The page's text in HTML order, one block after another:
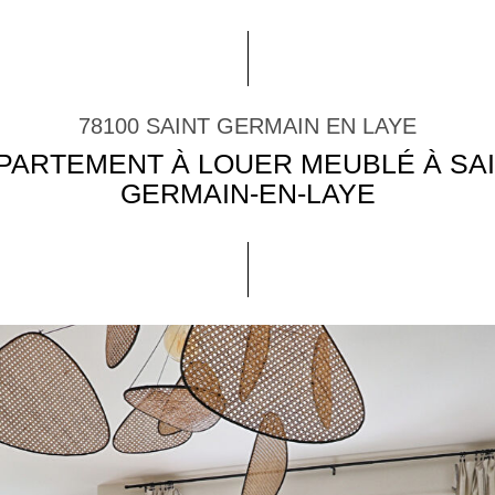
78100 SAINT GERMAIN EN LAYE
À LOUER MEUBLÉ À
GERMAIN-EN-LAYE